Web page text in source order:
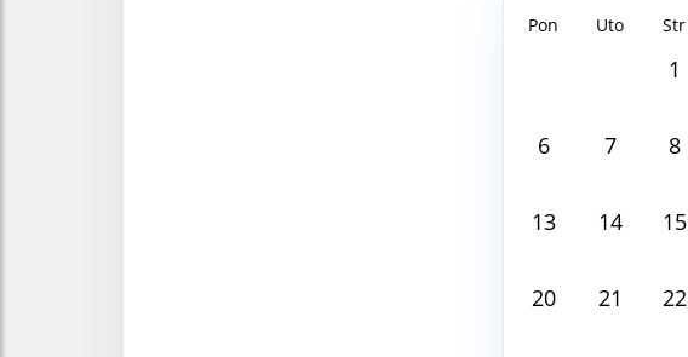
Pon Uto Str
1
6 7 8
13 14 15
20 21 22